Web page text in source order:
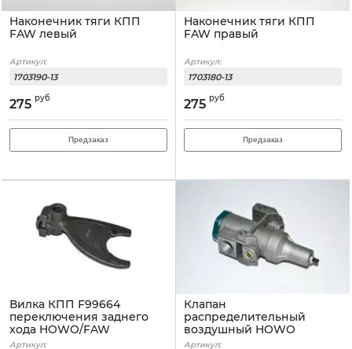
Наконечник тяги КПП
FAW левый
Артикул:
1703190-13
275 руб
Предзаказ
Наконечник тяги КПП
FAW правый
Артикул:
1703180-13
275 руб
Предзаказ
Вилка КПП F99664
переключения заднего
хода HOWO/FAW
Артикул:
Клапан
распределительный
воздушный HOWO
Артикул: